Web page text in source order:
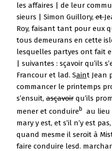
les affaires | de leur
sieurs | Simon Guillory,et
Roy, faisant tant pour eux
tous demeurans en cette
lesquelles partyes ont fait
| suivantes : sçavoir qu’ils
Francour et lad. Saint Jean
commancer le printemps
s’ensuit,asçavoirqu’ils
mener et conduireb au lieu
mary y est, et s’il n’y est
quand mesme il seroit à
faire conduire lesd.